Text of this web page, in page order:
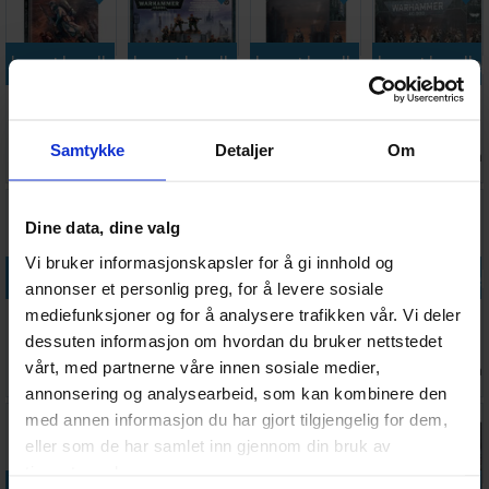
Samtykke Detaljer Om
Dine data, dine valg
Vi bruker informasjonskapsler for å gi innhold og
annonser et personlig preg, for å levere sosiale
mediefunksjoner og for å analysere trafikken vår. Vi deler
dessuten informasjon om hvordan du bruker nettstedet
vårt, med partnerne våre innen sosiale medier,
annonsering og analysearbeid, som kan kombinere den
med annen informasjon du har gjort tilgjengelig for dem,
eller som de har samlet inn gjennom din bruk av
Legg i handlekurven
Codex
Antall på
Legg i handlekurven
CatachanAntall på
Legg i handlekurven
Commissar
300,-
Legg i
Astra
Death Riders
Antall på
Legg i handlekurven
Warhammer
40K Combat
Patrol
Companion
255,- Antall på
20+
Legg i handlekurven
Yarrick The
Omnibus
(Paperback)
178,- Antall på
lager:
Legg i handlekurven
Astra
Militarum
Sentinel
340,- Antall på
lager:
Legg i
Astra
Militarum
445,- Antall på